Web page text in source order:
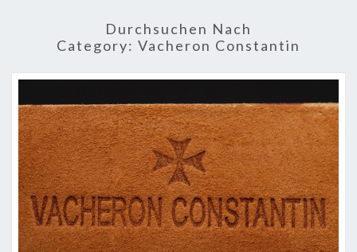
Durchsuchen Nach
Category: Vacheron Constantin